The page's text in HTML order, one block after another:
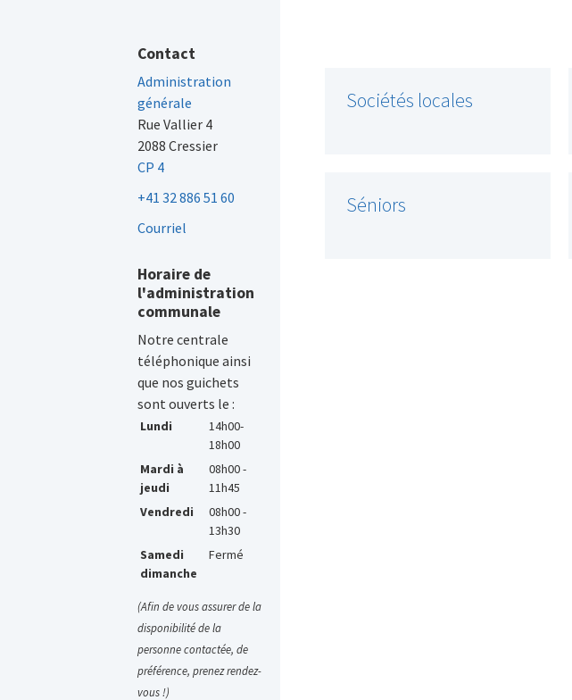
Sociétés locales
Séniors
Contact
Administration
générale
Rue Vallier 4
2088 Cressier
CP 4
+41 32 886 51 60
Courriel
Horaire de
l'administration
communale
Notre centrale
téléphonique ainsi
que nos guichets
sont ouverts le :
Lundi
14h00-
18h00
Mardi à
jeudi
08h00 -
11h45
Vendredi
08h00 -
13h30
Samedi
dimanche
Fermé
(Afin de vous assurer de la
disponibilité de la
personne contactée, de
préférence, prenez rendez-
vous !)